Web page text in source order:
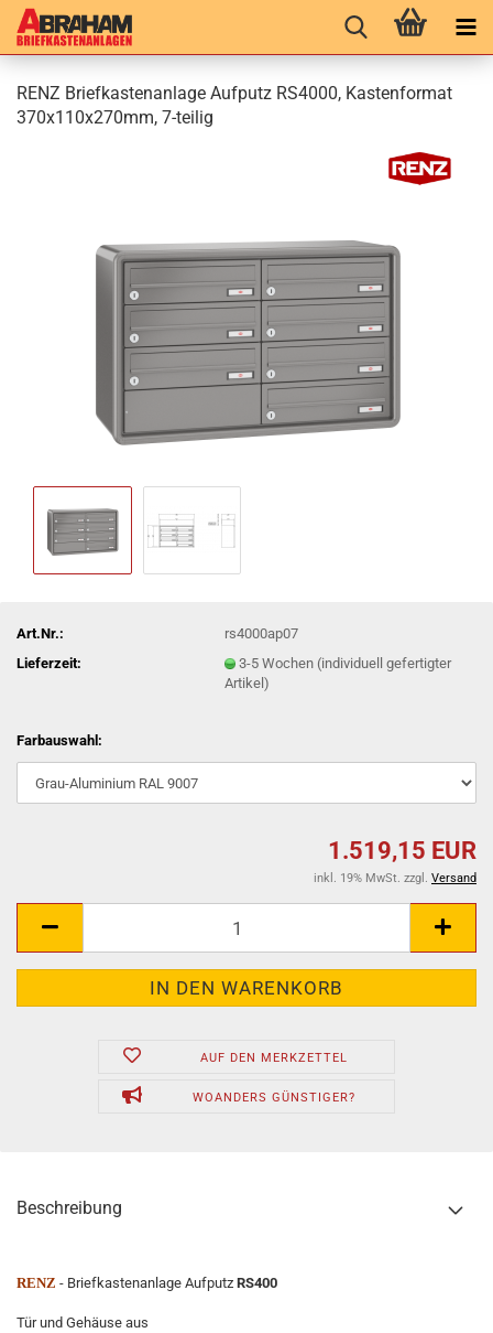
RENZ Brief­kas­ten­an­la­ge Auf­putz RS4000, Kas­ten­for­mat
370x110x270mm, 7-​teilig
Art.Nr.:
rs4000ap07
Lieferzeit:
3-5 Wochen (individuell gefertigter
Artikel)
Farbauswahl:
1.519,15 EUR
inkl. 19% MwSt. zzgl. Versand
AUF DEN MERKZETTEL
WOANDERS GÜNSTIGER?
Beschreibung
RENZ - Briefkastenanlage Aufputz RS400
Tür und Gehäuse aus